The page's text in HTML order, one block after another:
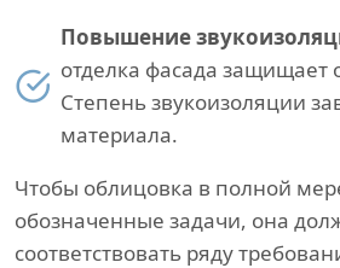
Повышение
отделка фасада защищает
Степень звукоизоляции
материала.
Чтобы облицовка в полной
обозначенные задачи, она
соответствовать ряду